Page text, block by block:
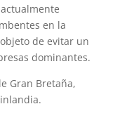
en la
de evitar un
dominantes.
Gran Bretaña,